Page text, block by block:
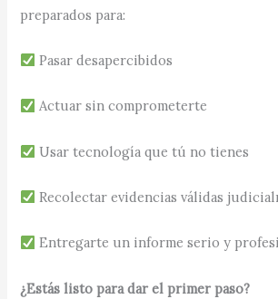
preparados para:
Pasar desapercibidos
Actuar sin comprometerte
Usar tecnología que tú no tienes
Recolectar evidencias válidas
Entregarte un informe serio y
¿Estás listo para dar el primer paso?